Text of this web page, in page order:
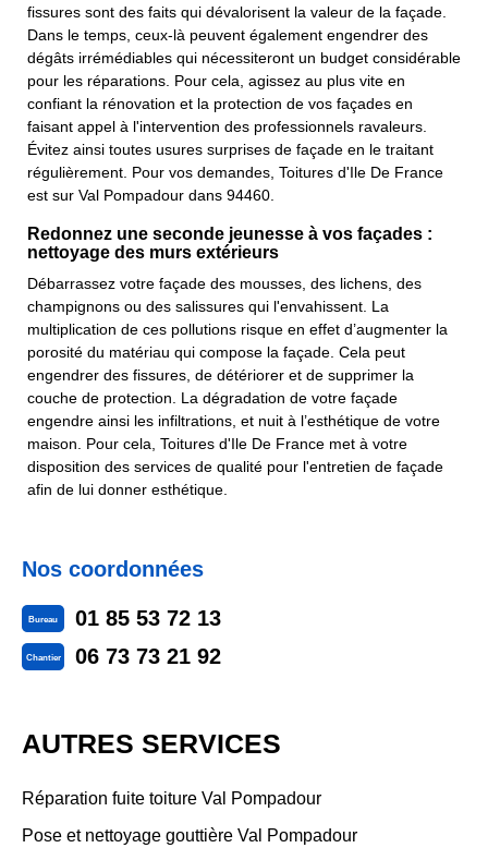
fissures sont des faits qui dévalorisent la valeur de la façade.
Dans le temps, ceux-là peuvent également engendrer des
dégâts irrémédiables qui nécessiteront un budget considérable
pour les réparations. Pour cela, agissez au plus vite en
confiant la rénovation et la protection de vos façades en
faisant appel à l'intervention des professionnels ravaleurs.
Évitez ainsi toutes usures surprises de façade en le traitant
régulièrement. Pour vos demandes, Toitures d'Ile De France
est sur Val Pompadour dans 94460.
Redonnez une seconde jeunesse à vos façades :
nettoyage des murs extérieurs
Débarrassez votre façade des mousses, des lichens, des
champignons ou des salissures qui l'envahissent. La
multiplication de ces pollutions risque en effet d’augmenter la
porosité du matériau qui compose la façade. Cela peut
engendrer des fissures, de détériorer et de supprimer la
couche de protection. La dégradation de votre façade
engendre ainsi les infiltrations, et nuit à l’esthétique de votre
maison. Pour cela, Toitures d'Ile De France met à votre
disposition des services de qualité pour l'entretien de façade
afin de lui donner esthétique.
Nos coordonnées
Bureau 01 85 53 72 13
Chantier 06 73 73 21 92
AUTRES SERVICES
Réparation fuite toiture Val Pompadour
Pose et nettoyage gouttière Val Pompadour